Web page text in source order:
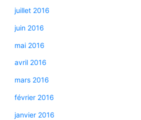
juillet 2016
juin 2016
mai 2016
avril 2016
mars 2016
février 2016
janvier 2016